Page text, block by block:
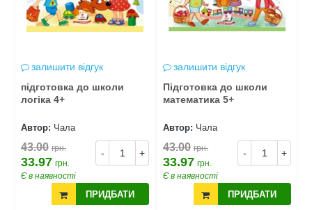
залишити відгук
підготовка до школи
логіка 4+
Автор: Чала
- +
43.00 грн.
33.97 грн.
Є в наявності
ПРИДБАТИ
залишити відгук
Підготовка до школи
математика 5+
Автор: Чала
- +
43.00 грн.
33.97 грн.
Є в наявності
ПРИДБАТИ